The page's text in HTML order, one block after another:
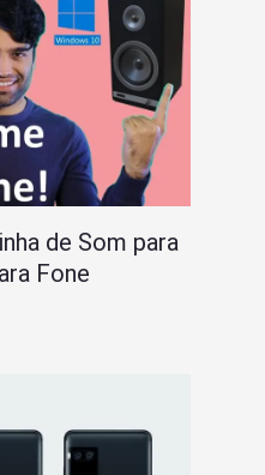
de Som para
Fone